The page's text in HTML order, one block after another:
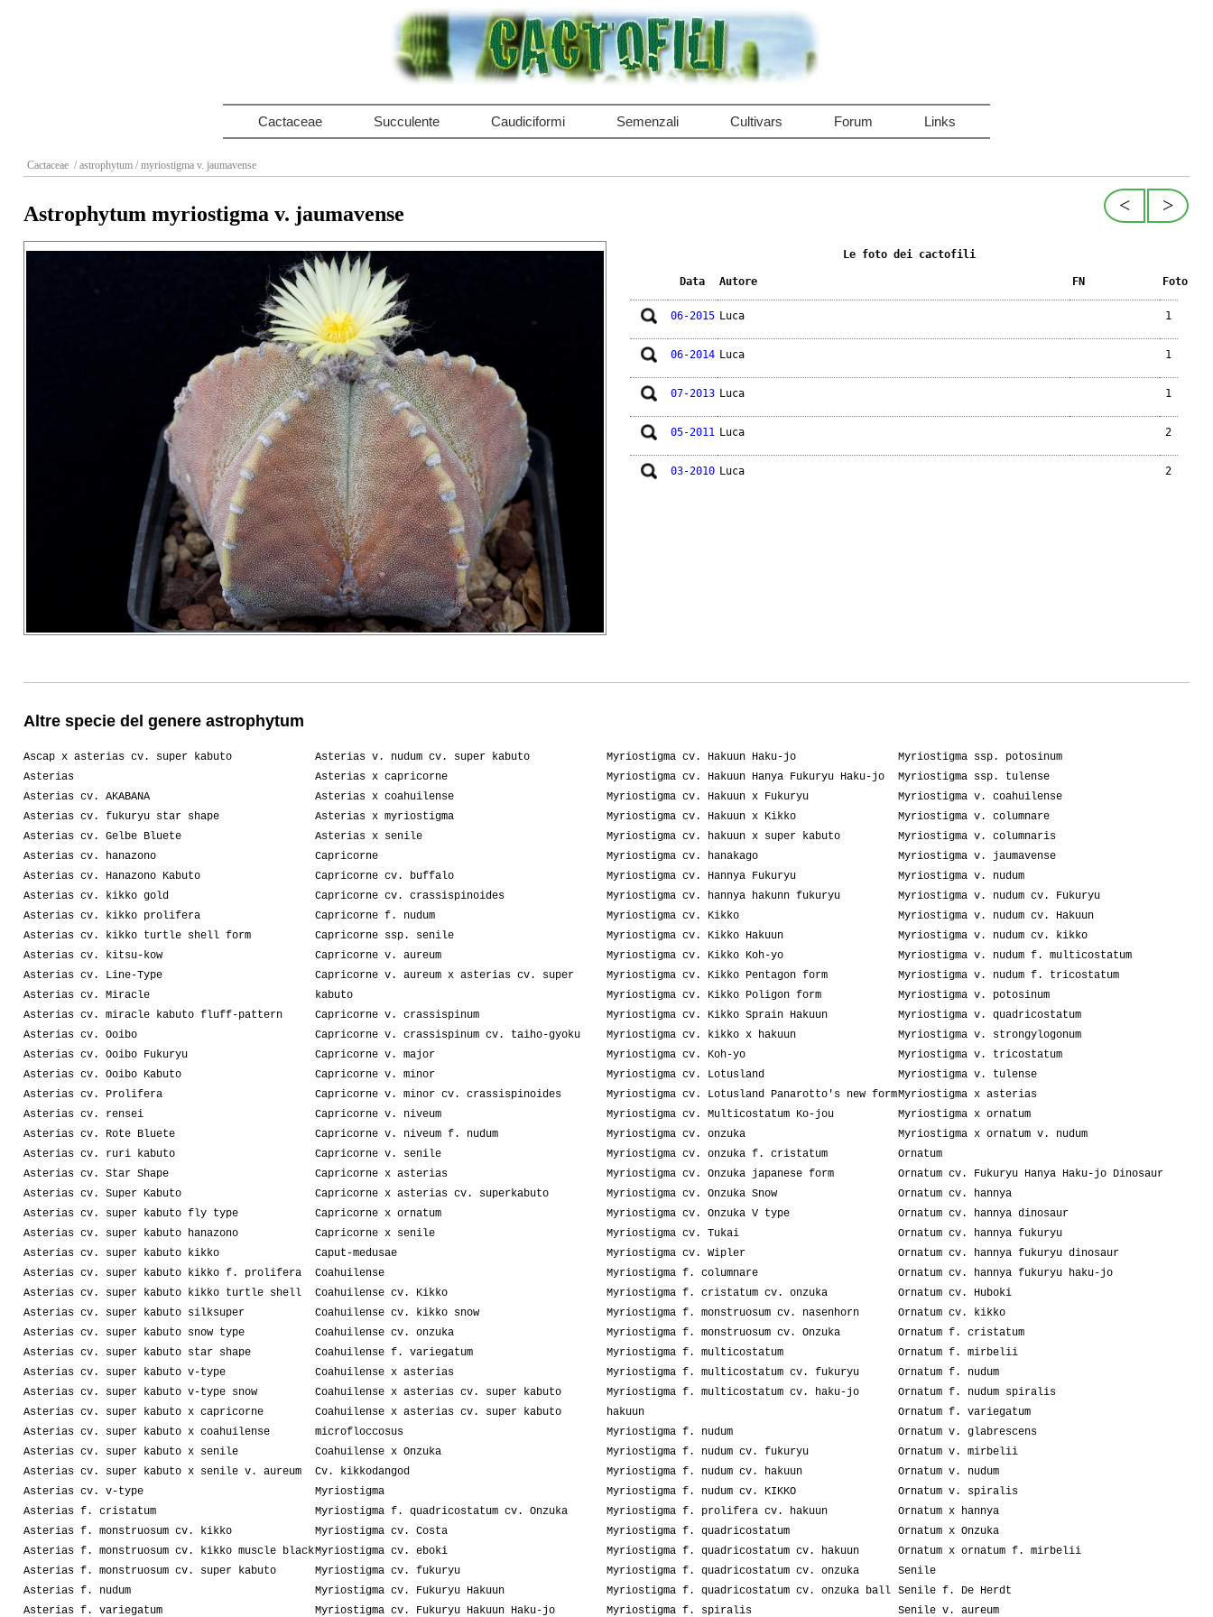
Cactaceae Succulente Caudiciformi Semenzali Cultivars Forum Links
Cactaceae / astrophytum / myriostigma v. jaumavense
>
<
Astrophytum myriostigma v. jaumavense
Le foto dei cactofili
Data Autore FN Foto
06-2015 Luca 1
06-2014 Luca 1
07-2013 Luca 1
05-2011 Luca 2
03-2010 Luca 2
Altre specie del genere astrophytum
Ascap x asterias cv. super kabuto
Asterias
Asterias cv. AKABANA
Asterias cv. fukuryu star shape
Asterias cv. Gelbe Bluete
Asterias cv. hanazono
Asterias cv. Hanazono Kabuto
Asterias cv. kikko gold
Asterias cv. kikko prolifera
Asterias cv. kikko turtle shell form
Asterias cv. kitsu-kow
Asterias cv. Line-Type
Asterias cv. Miracle
Asterias cv. miracle kabuto fluff-pattern
Asterias cv. Ooibo
Asterias cv. Ooibo Fukuryu
Asterias cv. Ooibo Kabuto
Asterias cv. Prolifera
Asterias cv. rensei
Asterias cv. Rote Bluete
Asterias cv. ruri kabuto
Asterias cv. Star Shape
Asterias cv. Super Kabuto
Asterias cv. super kabuto fly type
Asterias cv. super kabuto hanazono
Asterias cv. super kabuto kikko
Asterias cv. super kabuto kikko f. prolifera
Asterias cv. super kabuto kikko turtle shell
Asterias cv. super kabuto silksuper
Asterias cv. super kabuto snow type
Asterias cv. super kabuto star shape
Asterias cv. super kabuto v-type
Asterias cv. super kabuto v-type snow
Asterias cv. super kabuto x capricorne
Asterias cv. super kabuto x coahuilense
Asterias cv. super kabuto x senile
Asterias cv. super kabuto x senile v. aureum
Asterias cv. v-type
Asterias f. cristatum
Asterias f. monstruosum cv. kikko
Asterias f. monstruosum cv. kikko muscle black
Asterias f. monstruosum cv. super kabuto
Asterias f. nudum
Asterias f. variegatum
Asterias v. nudum cv. super kabuto
Asterias x capricorne
Asterias x coahuilense
Asterias x myriostigma
Asterias x senile
Capricorne
Capricorne cv. buffalo
Capricorne cv. crassispinoides
Capricorne f. nudum
Capricorne ssp. senile
Capricorne v. aureum
Capricorne v. aureum x asterias cv. super
kabuto
Capricorne v. crassispinum
Capricorne v. crassispinum cv. taiho-gyoku
Capricorne v. major
Capricorne v. minor
Capricorne v. minor cv. crassispinoides
Capricorne v. niveum
Capricorne v. niveum f. nudum
Capricorne v. senile
Capricorne x asterias
Capricorne x asterias cv. superkabuto
Capricorne x ornatum
Capricorne x senile
Caput-medusae
Coahuilense
Coahuilense cv. Kikko
Coahuilense cv. kikko snow
Coahuilense cv. onzuka
Coahuilense f. variegatum
Coahuilense x asterias
Coahuilense x asterias cv. super kabuto
Coahuilense x asterias cv. super kabuto
microfloccosus
Coahuilense x Onzuka
Cv. kikkodangod
Myriostigma
Myriostigma f. quadricostatum cv. Onzuka
Myriostigma cv. Costa
Myriostigma cv. eboki
Myriostigma cv. fukuryu
Myriostigma cv. Fukuryu Hakuun
Myriostigma cv. Fukuryu Hakuun Haku-jo
Myriostigma cv. Hakuun Haku-jo
Myriostigma cv. Hakuun Hanya Fukuryu Haku-jo
Myriostigma cv. Hakuun x Fukuryu
Myriostigma cv. Hakuun x Kikko
Myriostigma cv. hakuun x super kabuto
Myriostigma cv. hanakago
Myriostigma cv. Hannya Fukuryu
Myriostigma cv. hannya hakunn fukuryu
Myriostigma cv. Kikko
Myriostigma cv. Kikko Hakuun
Myriostigma cv. Kikko Koh-yo
Myriostigma cv. Kikko Pentagon form
Myriostigma cv. Kikko Poligon form
Myriostigma cv. Kikko Sprain Hakuun
Myriostigma cv. kikko x hakuun
Myriostigma cv. Koh-yo
Myriostigma cv. Lotusland
Myriostigma cv. Lotusland Panarotto's new form
Myriostigma cv. Multicostatum Ko-jou
Myriostigma cv. onzuka
Myriostigma cv. onzuka f. cristatum
Myriostigma cv. Onzuka japanese form
Myriostigma cv. Onzuka Snow
Myriostigma cv. Onzuka V type
Myriostigma cv. Tukai
Myriostigma cv. Wipler
Myriostigma f. columnare
Myriostigma f. cristatum cv. onzuka
Myriostigma f. monstruosum cv. nasenhorn
Myriostigma f. monstruosum cv. Onzuka
Myriostigma f. multicostatum
Myriostigma f. multicostatum cv. fukuryu
Myriostigma f. multicostatum cv. haku-jo
hakuun
Myriostigma f. nudum
Myriostigma f. nudum cv. fukuryu
Myriostigma f. nudum cv. hakuun
Myriostigma f. nudum cv. KIKKO
Myriostigma f. prolifera cv. hakuun
Myriostigma f. quadricostatum
Myriostigma f. quadricostatum cv. hakuun
Myriostigma f. quadricostatum cv. onzuka
Myriostigma f. quadricostatum cv. onzuka ball
Myriostigma f. spiralis
Myriostigma ssp. potosinum
Myriostigma ssp. tulense
Myriostigma v. coahuilense
Myriostigma v. columnare
Myriostigma v. columnaris
Myriostigma v. jaumavense
Myriostigma v. nudum
Myriostigma v. nudum cv. Fukuryu
Myriostigma v. nudum cv. Hakuun
Myriostigma v. nudum cv. kikko
Myriostigma v. nudum f. multicostatum
Myriostigma v. nudum f. tricostatum
Myriostigma v. potosinum
Myriostigma v. quadricostatum
Myriostigma v. strongylogonum
Myriostigma v. tricostatum
Myriostigma v. tulense
Myriostigma x asterias
Myriostigma x ornatum
Myriostigma x ornatum v. nudum
Ornatum
Ornatum cv. Fukuryu Hanya Haku-jo Dinosaur
Ornatum cv. hannya
Ornatum cv. hannya dinosaur
Ornatum cv. hannya fukuryu
Ornatum cv. hannya fukuryu dinosaur
Ornatum cv. hannya fukuryu haku-jo
Ornatum cv. Huboki
Ornatum cv. kikko
Ornatum f. cristatum
Ornatum f. mirbelii
Ornatum f. nudum
Ornatum f. nudum spiralis
Ornatum f. variegatum
Ornatum v. glabrescens
Ornatum v. mirbelii
Ornatum v. nudum
Ornatum v. spiralis
Ornatum x hannya
Ornatum x Onzuka
Ornatum x ornatum f. mirbelii
Senile
Senile f. De Herdt
Senile v. aureum